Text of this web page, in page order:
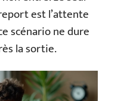
est l’attente
scénario ne dure
la sortie.